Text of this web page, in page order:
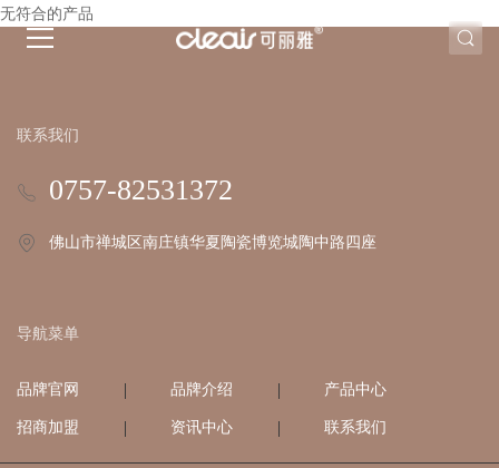
无符合的产品
联系我们
0757-82531372
佛山市禅城区南庄镇华夏陶瓷博览城陶中路四座
导航菜单
品牌官网 品牌介绍 产品中心
招商加盟 资讯中心 联系我们